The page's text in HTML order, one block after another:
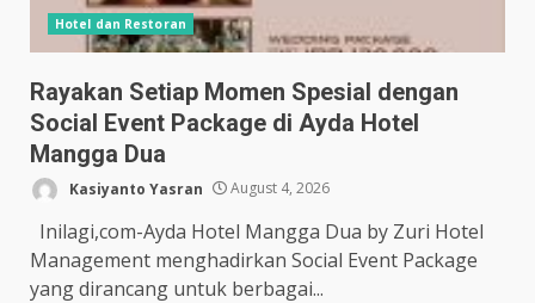
Hotel dan Restoran
Rayakan Setiap Momen Spesial dengan
Social Event Package di Ayda Hotel
Mangga Dua
Kasiyanto Yasran August 4, 2026
Inilagi,com-Ayda Hotel Mangga Dua by Zuri Hotel
Management menghadirkan Social Event Package
yang dirancang untuk berbagai...